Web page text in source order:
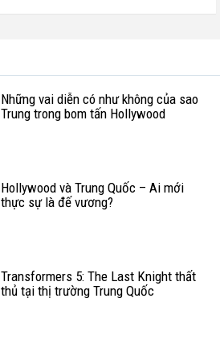
Những vai diễn có như không của sao
Trung trong bom tấn Hollywood
Hollywood và Trung Quốc – Ai mới
thực sự là đế vương?
Transformers 5: The Last Knight thất
thủ tại thị trường Trung Quốc